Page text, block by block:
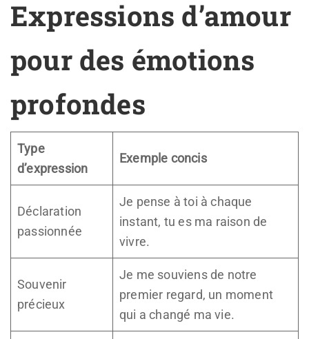
Expressions d’amour
pour des émotions
profondes
Type
d’expression
Exemple concis
Déclaration
passionnée
Je pense à toi à chaque
instant, tu es ma raison de
vivre.
Souvenir
précieux
Je me souviens de notre
premier regard, un moment
qui a changé ma vie.